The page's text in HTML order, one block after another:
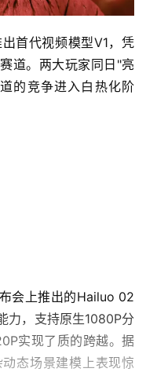
首代视频模型V1，凭
道。两大玩家同日"亮
的竞争进入白热化阶
会上推出的Hailuo 02
力，支持原生1080P分
实现了质的跨越。据
态场景建模上表现惊